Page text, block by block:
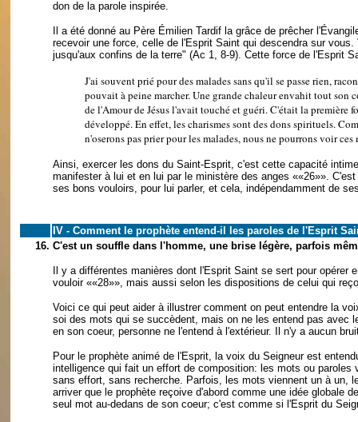
don de la parole inspirée.
Il a été donné au Père Émilien Tardif la grâce de prêcher
recevoir une force, celle de l'Esprit Saint qui descendra sur
jusqu'aux confins de la terre" (Ac 1, 8-9). Cette force de l'Esprit
J'ai souvent prié pour des malades sans qu'il se passe rien,
pouvait à peine marcher. Une grande chaleur envahit tout son
de l'Amour de Jésus l'avait touché et guéri. C'était la première
développé. En effet, les charismes sont des dons spirituels.
n'oserons pas prier pour les malades, nous ne pourrons voir
Ainsi, exercer les dons du Saint-Esprit, c'est cette capacité
manifester à lui et en lui par le ministère des anges ««26»».
ses bons vouloirs, pour lui parler, et cela, indépendamment de
IV - Comment le prophète entend-il les paroles de l'Esprit
16. C'est un souffle dans l'homme, une brise légère, parfois
Il y a différentes manières dont l'Esprit Saint se sert pour
vouloir ««28»», mais aussi selon les dispositions de celui qui
Voici ce qui peut aider à illustrer comment on peut entendre la
soi des mots qui se succèdent, mais on ne les entend pas avec
en son coeur, personne ne l'entend à l'extérieur. Il n'y a aucun
Pour le prophète animé de l'Esprit, la voix du Seigneur est
intelligence qui fait un effort de composition: les mots ou
sans effort, sans recherche. Parfois, les mots viennent un à un,
arriver que le prophète reçoive d'abord comme une idée globale
seul mot au-dedans de son coeur; c'est comme si l'Esprit du